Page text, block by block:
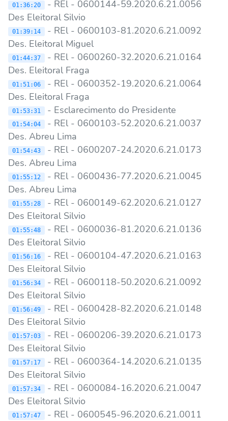
01:36:20
- REl - 0600144-59.2020.6.21.0056
Des Eleitoral Silvio
01:39:14
- REl - 0600103-81.2020.6.21.0092
Des. Eleitoral Miguel
01:44:37
- REl - 0600260-32.2020.6.21.0164
Des. Eleitoral Fraga
01:51:06
- REl - 0600352-19.2020.6.21.0064
Des. Eleitoral Fraga
01:53:31 - Esclarecimento do Presidente
01:54:04
- REl - 0600103-52.2020.6.21.0037
Des. Abreu Lima
01:54:43
- REl - 0600207-24.2020.6.21.0173
Des. Abreu Lima
01:55:12
- REl - 0600436-77.2020.6.21.0045
Des. Abreu Lima
01:55:28
- REl - 0600149-62.2020.6.21.0127
Des Eleitoral Silvio
01:55:48
- REl - 0600036-81.2020.6.21.0136
Des Eleitoral Silvio
01:56:16
- REl - 0600104-47.2020.6.21.0163
Des Eleitoral Silvio
01:56:34
- REl - 0600118-50.2020.6.21.0092
Des Eleitoral Silvio
01:56:49
- REl - 0600428-82.2020.6.21.0148
Des Eleitoral Silvio
01:57:03
- REl - 0600206-39.2020.6.21.0173
Des Eleitoral Silvio
01:57:17
- REl - 0600364-14.2020.6.21.0135
Des Eleitoral Silvio
01:57:34
- REl - 0600084-16.2020.6.21.0047
Des Eleitoral Silvio
01:57:47 - REl - 0600545-96.2020.6.21.0011